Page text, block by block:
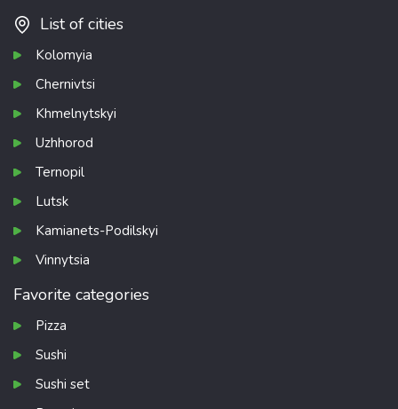
List of cities
Kolomyia
Chernivtsi
Khmelnytskyi
Uzhhorod
Ternopil
Lutsk
Kamianets-Podilskyi
Vinnytsia
Favorite categories
Pizza
Sushi
Sushi set